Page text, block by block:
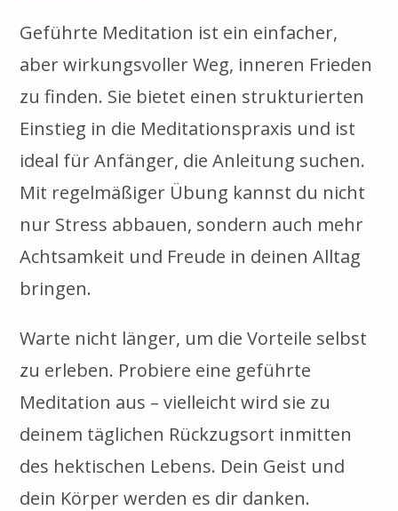
Geführte Meditation ist ein einfacher,
aber wirkungsvoller Weg, inneren Frieden
zu finden. Sie bietet einen strukturierten
Einstieg in die Meditationspraxis und ist
ideal für Anfänger, die Anleitung suchen.
Mit regelmäßiger Übung kannst du nicht
nur Stress abbauen, sondern auch mehr
Achtsamkeit und Freude in deinen Alltag
bringen.
Warte nicht länger, um die Vorteile selbst
zu erleben. Probiere eine geführte
Meditation aus – vielleicht wird sie zu
deinem täglichen Rückzugsort inmitten
des hektischen Lebens. Dein Geist und
dein Körper werden es dir danken.